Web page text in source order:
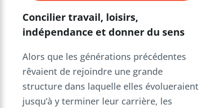
Concilier travail, loisirs,
indépendance et donner du sens
Alors que les générations précédentes
rêvaient de rejoindre une grande
structure dans laquelle elles évolueraient
jusqu’à y terminer leur carrière, les